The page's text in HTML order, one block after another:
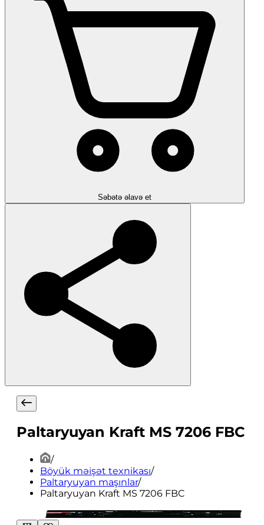
Səbətə əlavə et
Paltaryuyan Kraft MS 7206 FBC
/
Böyük məişət texnikası/
Paltaryuyan maşınlar/
Paltaryuyan Kraft MS 7206 FBC